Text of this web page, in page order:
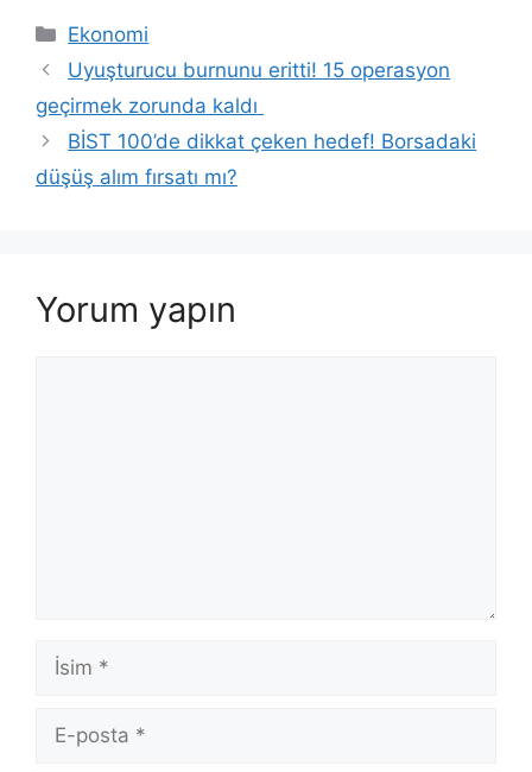
Kategoriler
Ekonomi
Uyuşturucu burnunu eritti! 15 operasyon
geçirmek zorunda kaldı
BİST 100’de dikkat çeken hedef! Borsadaki
düşüş alım fırsatı mı?
Yorum yapın
İsim
posta